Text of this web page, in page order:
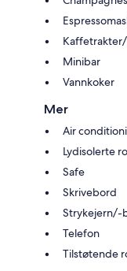
Minibar
Vannkoker
Mer
Air
Lydisolerte
Safe
Skrivebord
Strykejern/-
Telefon
Tilstøtende